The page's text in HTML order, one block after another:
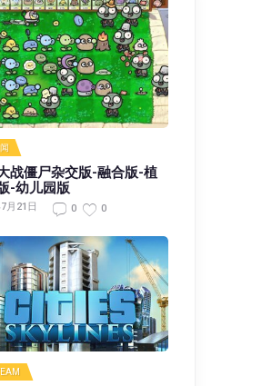
战僵尸杂交版-融合版-植
-幼儿园版
月21日 0 0